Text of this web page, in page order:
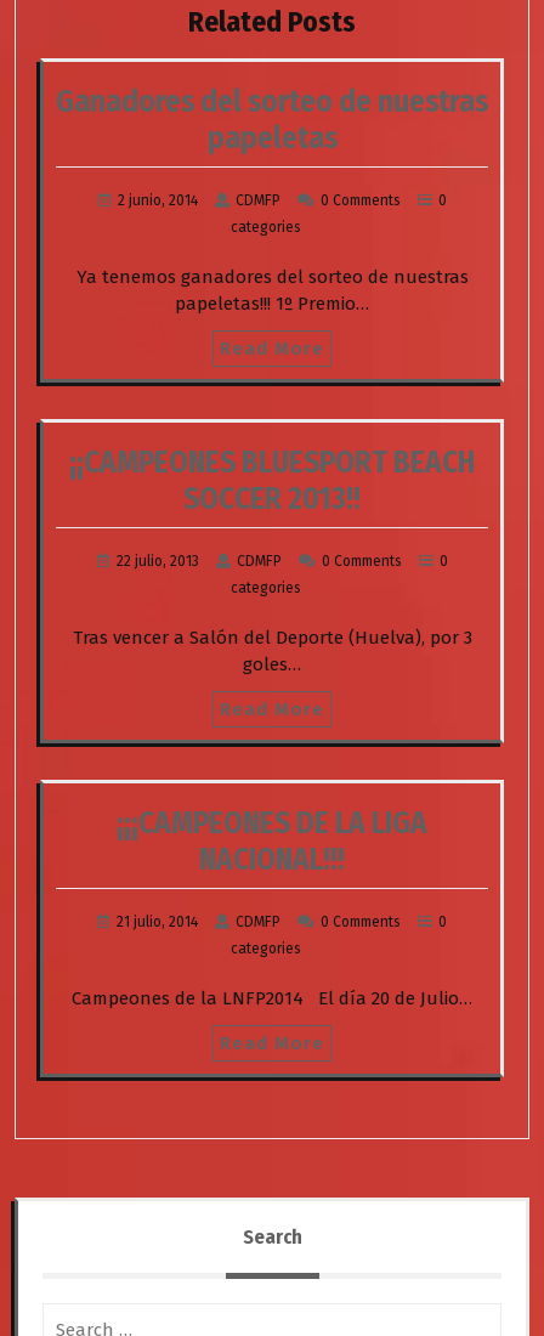
Related Posts
Ganadores del sorteo de nuestras
papeletas
2 junio, 2014 CDMFP 0 Comments
0
categories
Ya tenemos ganadores del sorteo de nuestras
papeletas!!! 1º Premio…
Read More
¡¡CAMPEONES BLUESPORT BEACH
SOCCER 2013!!
22 julio, 2013 CDMFP 0 Comments
0
categories
Tras vencer a Salón del Deporte (Huelva), por 3
goles…
Read More
¡¡¡CAMPEONES DE LA LIGA
NACIONAL!!!
21 julio, 2014 CDMFP 0 Comments
0
categories
Campeones de la LNFP2014 El día 20 de Julio…
Read More
Search